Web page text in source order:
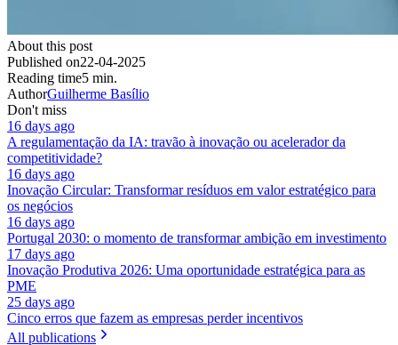
About this post
Published on22-04-2025
Reading time5 min.
AuthorGuilherme Basílio
Don't miss
16 days ago
A regulamentação da IA: travão à inovação ou acelerador da
competitividade?
16 days ago
Inovação Circular: Transformar resíduos em valor estratégico para
os negócios
16 days ago
Portugal 2030: o momento de transformar ambição em investimento
17 days ago
Inovação Produtiva 2026: Uma oportunidade estratégica para as
PME
25 days ago
Cinco erros que fazem as empresas perder incentivos
All publications